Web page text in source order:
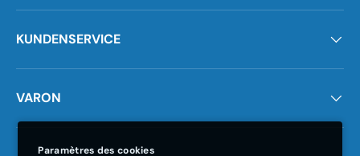
KUNDENSERVICE
VARON
Paramètres des cookies